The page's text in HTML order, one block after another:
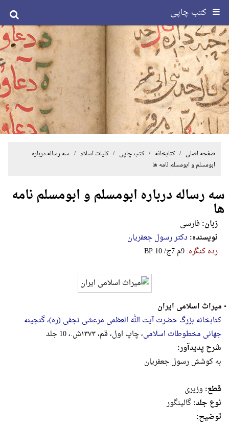
کتب چاپی
صفحه اصلی / کتابخانه /کتب چاپی /کلیات اسلام / سه رساله درباره
ابومسلم و ابومسلم نامه ها
سه رساله درباره ابومسلم و ابومسلم نامه
ها
زبان: فارسی
نویسنده: دکتر رسول جعفریان
رده کنگره:‎B‎P‎ ‎1‎0‎ ‎/‎ج‎7‎ ‎م‎9
•میراث اسلامی ایران
کتابخانه بزرگ حضرت آیت الله العظمی مرعشی نجفی (ره)، گنجینه
جهانی مخطوطات اسلامی، چاپ اول، قم، ۱۳۷۳ش.، 10 جلد
شرح پدیدآور:
به کوشش رسول جعفریان
قطع: وزيرى
نوع جلد:گالینگور
توضیح: